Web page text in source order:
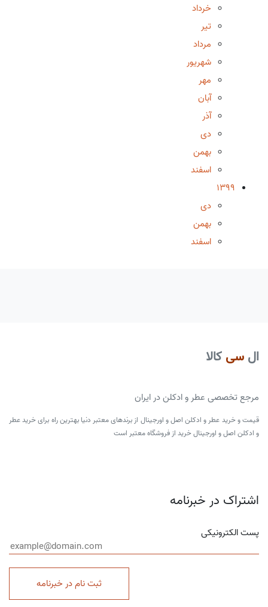
خرداد
تیر
مرداد
شهریور
مهر
آبان
آذر
دی
بهمن
اسفند
1399
دی
بهمن
اسفند
ال سی کالا
مرجع تخصصی عطر و ادکلن در ایران
قیمت و خرید عطر و ادکلن اصل و اورجینال از برندهای معتبر دنیا بهترین راه برای خرید عطر
و ادکلن اصل و اورجینال خرید از فروشگاه معتبر است
اشتراک در خبرنامه
پست الکترونیکی
ثبت نام در خبرنامه